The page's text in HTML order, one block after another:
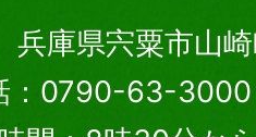
庫県宍粟市山崎
：0790-63-3000